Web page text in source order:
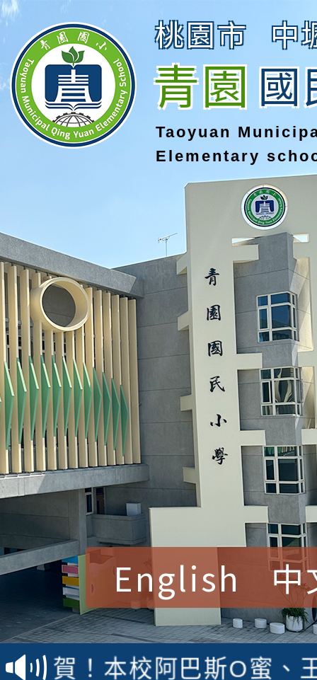
桃園市 中
青園國
Taoyuan
Elementary
English 中
賀！本校參加桃園市中
賽 洪綺君教師榮獲社
賀！本校阿巴斯O蜜、